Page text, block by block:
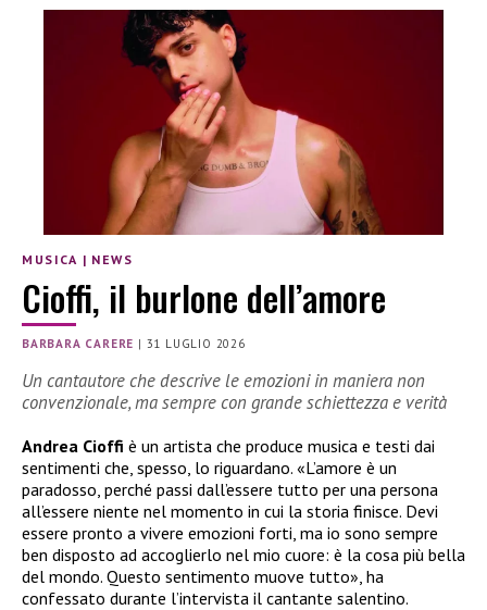
MUSICA | NEWS
Cioffi, il burlone dell’amore
BARBARA CARERE | 31 LUGLIO 2026
Un cantautore che descrive le emozioni in maniera non
convenzionale, ma sempre con grande schiettezza e verità
Andrea Cioffi è un artista che produce musica e testi dai
sentimenti che, spesso, lo riguardano. «L’amore è un
paradosso, perché passi dall’essere tutto per una persona
all’essere niente nel momento in cui la storia finisce. Devi
essere pronto a vivere emozioni forti, ma io sono sempre
ben disposto ad accoglierlo nel mio cuore: è la cosa più bella
del mondo. Questo sentimento muove tutto», ha
confessato durante l’intervista il cantante salentino.